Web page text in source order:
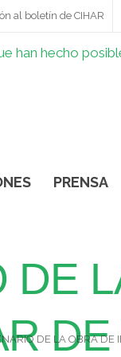
al boletín de CIHAR
PRENSA
DE
DE LA OBRA DE